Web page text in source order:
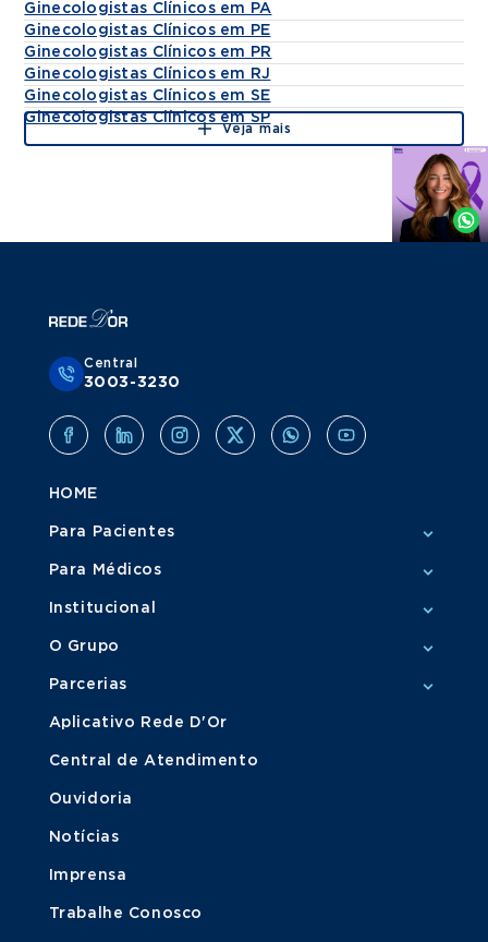
Ginecologistas Clínicos em PA
Ginecologistas Clínicos em PE
Ginecologistas Clínicos em PR
Ginecologistas Clínicos em RJ
Ginecologistas Clínicos em SE
Ginecologistas Clínicos em SP
Veja mais
Agende
Whatsapp
Central
3003-3230
HOME
Para Pacientes
Para Médicos
Institucional
O Grupo
Parcerias
Aplicativo Rede D'Or
Central de Atendimento
Ouvidoria
Notícias
Imprensa
Trabalhe Conosco